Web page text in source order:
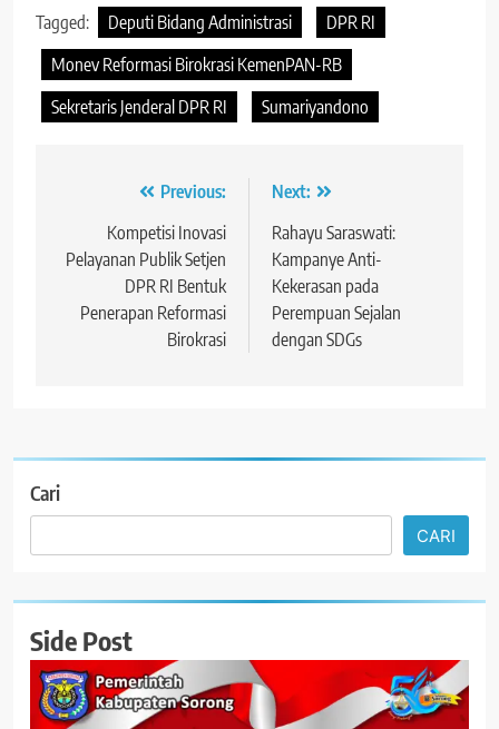
Tagged: Deputi Bidang Administrasi
DPR RI
Monev Reformasi Birokrasi KemenPAN-RB
Sekretaris Jenderal DPR RI
Sumariyandono
Navigasi Previous:
Kompetisi Inovasi
Pelayanan Publik Setjen
DPR RI Bentuk
Penerapan Reformasi
Birokrasi
Next:
Rahayu Saraswati:
Kampanye Anti-
Kekerasan pada
Perempuan Sejalan
dengan SDGs
Cari
CARI
Side Post